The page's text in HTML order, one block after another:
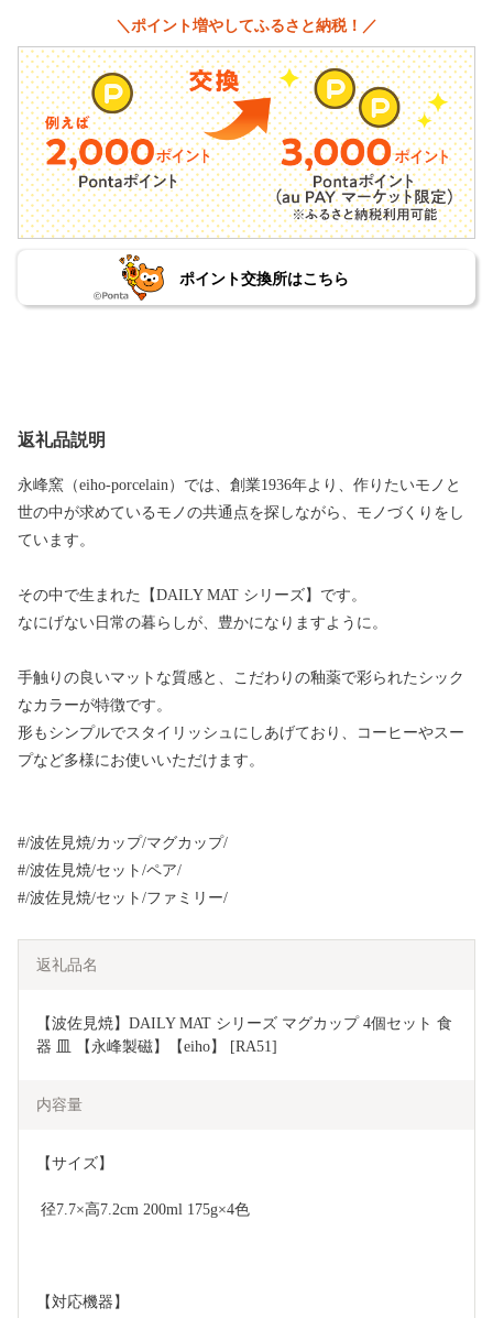
＼ポイント増やしてふるさと納税！／
ポイント交換所はこちら
返礼品説明
永峰窯（eiho-porcelain）では、創業1936年より、作りたいモノと
世の中が求めているモノの共通点を探しながら、モノづくりをし
ています。
その中で生まれた【DAILY MAT シリーズ】です。
なにげない日常の暮らしが、豊かになりますように。
手触りの良いマットな質感と、こだわりの釉薬で彩られたシック
なカラーが特徴です。
形もシンプルでスタイリッシュにしあげており、コーヒーやスー
プなど多様にお使いいただけます。
#/波佐見焼/カップ/マグカップ/
#/波佐見焼/セット/ペア/
#/波佐見焼/セット/ファミリー/
返礼品名
【波佐見焼】DAILY MAT シリーズ マグカップ 4個セット 食
器 皿 【永峰製磁】【eiho】 [RA51]
内容量
【サイズ】
径7.7×高7.2cm 200ml 175g×4色
【対応機器】